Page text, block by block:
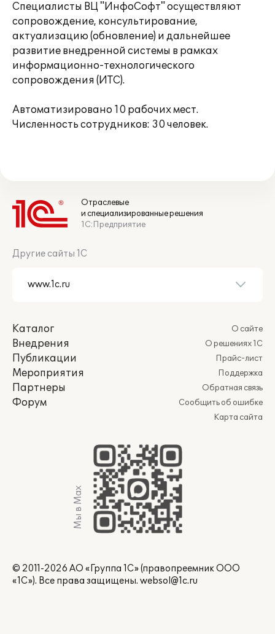
Специалисты ВЦ "ИнфоСофт" осуществляют
сопровождение, консультирование,
актуализацию (обновление) и дальнейшее
развитие внедренной системы в рамках
информационно-технологического
сопровождения (ИТС).
Автоматизировано 10 рабочих мест.
Численность сотрудников: 30 человек.
Отраслевые
и специализированные решения
1С:Предприятие
Другие сайты 1С
Каталог
Внедрения
Публикации
Мероприятия
Партнеры
Форум
О сайте
О решениях 1С
Прайс-лист
Поддержка
Обратная связь
Сообщить об ошибке
Карта сайта
Мы в Max
© 2011-2026 АО «Группа 1С» (правопреемник ООО
«1С»). Все права защищены. websol@1c.ru